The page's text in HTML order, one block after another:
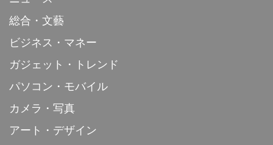
総合・文藝
ビジネス・マネー
ガジェット・トレンド
パソコン・モバイル
カメラ・写真
アート・デザイン